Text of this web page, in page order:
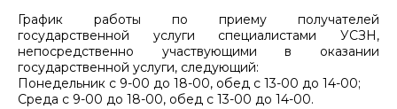
График работы по приему получателей
государственной услуги специалистами УСЗН,
непосредственно участвующими в оказании
государственной услуги, следующий:
Понедельник с 9-00 до 18-00, обед с 13-00 до 14-00;
Среда с 9-00 до 18-00, обед с 13-00 до 14-00.